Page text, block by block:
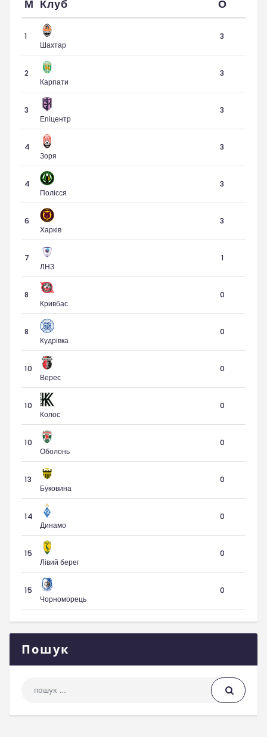
М Клуб О
1
Шахтар
3
2
Карпати
3
3
Епіцентр
3
4
Зоря
3
4
Полісся
3
6
Харків
3
7
ЛНЗ
1
8
Кривбас
0
8
Кудрівка
0
10
Верес
0
10
Колос
0
10
Оболонь
0
13
Буковина
0
14
Динамо
0
15
Лівий берег
0
15
Чорноморець
0
Пошук